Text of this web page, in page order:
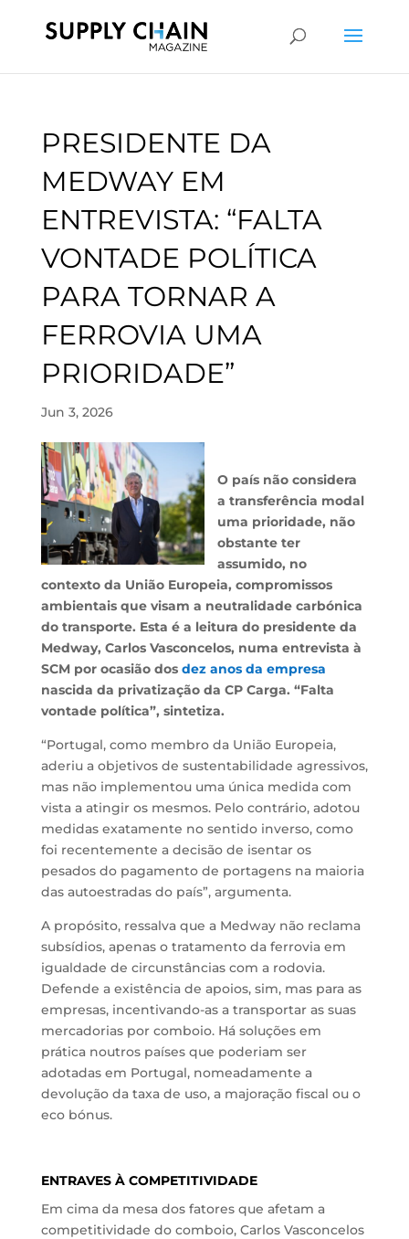
PRESIDENTE DA
MEDWAY EM
ENTREVISTA: “FALTA
VONTADE POLÍTICA
PARA TORNAR A
FERROVIA UMA
PRIORIDADE”
Jun 3, 2026
O país não considera
a transferência modal
uma prioridade, não
obstante ter
assumido, no
contexto da União Europeia, compromissos
ambientais que visam a neutralidade carbónica
do transporte. Esta é a leitura do presidente da
Medway, Carlos Vasconcelos, numa entrevista à
SCM por ocasião dos dez anos da empresa
nascida da privatização da CP Carga. “Falta
vontade política”, sintetiza.
“Portugal, como membro da União Europeia,
aderiu a objetivos de sustentabilidade agressivos,
mas não implementou uma única medida com
vista a atingir os mesmos. Pelo contrário, adotou
medidas exatamente no sentido inverso, como
foi recentemente a decisão de isentar os
pesados do pagamento de portagens na maioria
das autoestradas do país”, argumenta.
A propósito, ressalva que a Medway não reclama
subsídios, apenas o tratamento da ferrovia em
igualdade de circunstâncias com a rodovia.
Defende a existência de apoios, sim, mas para as
empresas, incentivando-as a transportar as suas
mercadorias por comboio. Há soluções em
prática noutros países que poderiam ser
adotadas em Portugal, nomeadamente a
devolução da taxa de uso, a majoração fiscal ou o
eco bónus.
ENTRAVES À COMPETITIVIDADE
Em cima da mesa dos fatores que afetam a
competitividade do comboio, Carlos Vasconcelos